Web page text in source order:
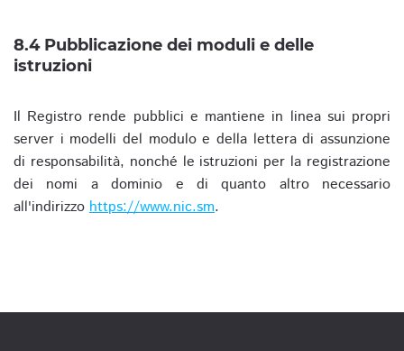
8.4 Pubblicazione dei moduli e delle
istruzioni
Il Registro rende pubblici e mantiene in linea sui propri
server i modelli del modulo e della lettera di assunzione
di responsabilità, nonché le istruzioni per la registrazione
dei nomi a dominio e di quanto altro necessario
all'indirizzo https://www.nic.sm.